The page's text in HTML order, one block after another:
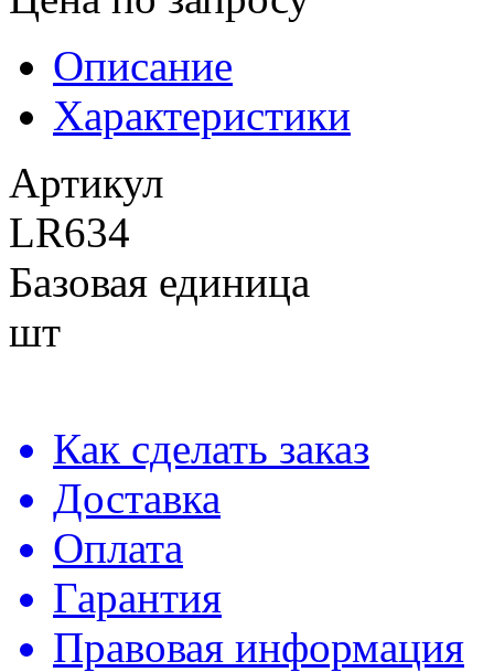
Описание
Характеристики
Артикул
LR634
Базовая единица
шт
Как сделать заказ
Доставка
Оплата
Гарантия
Правовая информация